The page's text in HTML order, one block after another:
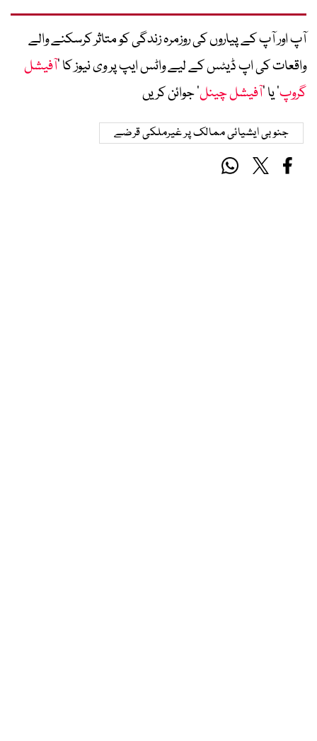
آپ اور آپ کے پیاروں کی روزمرہ زندگی کو متاثر کرسکنے والے
واقعات کی اپ ڈیٹس کے لیے واٹس ایپ پر وی نیوز کا ’آفیشل
گروپ‘ یا ’آفیشل چینل‘ جوائن کریں
جنوبی ایشیائی ممالک پر غیرملکی قرضے